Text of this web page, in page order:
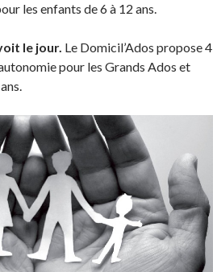
les enfants de 6 à 12 ans.
le jour. Le Domicil’Ados propose 4
pour les Grands Ados et